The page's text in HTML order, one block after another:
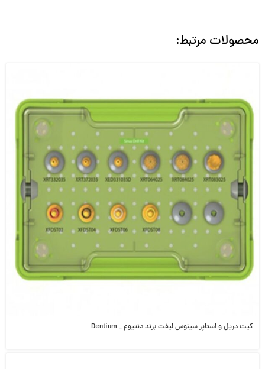
محصولات مرتبط:
کیت دریل و استاپر سینوس لیفت برند دنتیوم _ Dentium